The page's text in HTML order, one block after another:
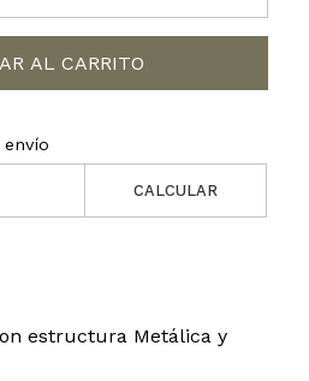
AL CARRITO
CALCULAR
estructura Metálica y